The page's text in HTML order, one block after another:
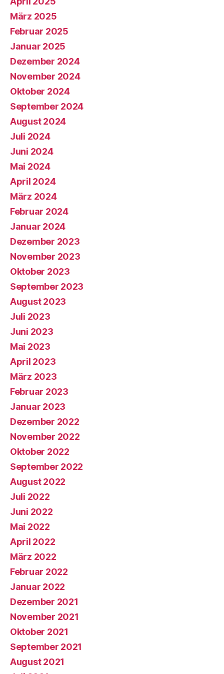
März 2025
Februar 2025
Januar 2025
Dezember 2024
November 2024
Oktober 2024
September 2024
August 2024
Juli 2024
Juni 2024
Mai 2024
April 2024
März 2024
Februar 2024
Januar 2024
Dezember 2023
November 2023
Oktober 2023
September 2023
August 2023
Juli 2023
Juni 2023
Mai 2023
April 2023
März 2023
Februar 2023
Januar 2023
Dezember 2022
November 2022
Oktober 2022
September 2022
August 2022
Juli 2022
Juni 2022
Mai 2022
April 2022
März 2022
Februar 2022
Januar 2022
Dezember 2021
November 2021
Oktober 2021
September 2021
August 2021